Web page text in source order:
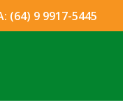
(64) 9 9917-5445